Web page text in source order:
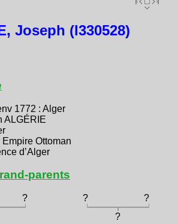
Joseph (I330528)
1772 : Alger
ALGÉRIE
Ottoman
d’Alger
parents
? ?
?
?